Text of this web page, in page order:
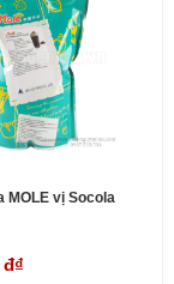
MOLE vị Socola
đ₫